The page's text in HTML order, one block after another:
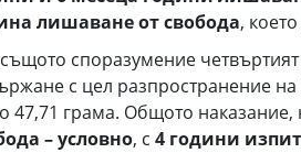
лишаване от свобода,
споразумение
с цел разпространение
47,71 грама. Общото
– условно, с 4 години